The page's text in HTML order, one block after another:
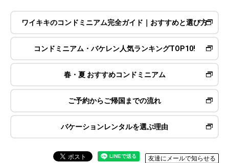
ワイキキのコンドミニアム完全ガイド｜おすすめと選び方
コンドミニアム・バケレン人気ランキングTOP10!
春・夏 おすすめコンドミニアム
ご予約からご帰国までの流れ
バケーションレンタルを選ぶ理由
友達にメールで知らせる